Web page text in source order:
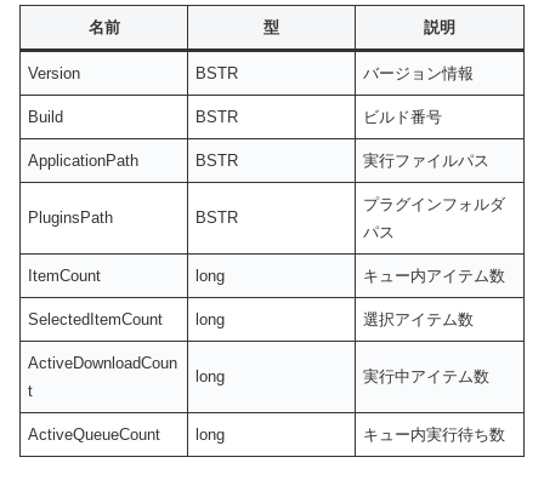
名前 型 説明
Version BSTR バージョン情報
Build BSTR ビルド番号
ApplicationPath BSTR 実行ファイルパス
PluginsPath BSTR
プラグインフォルダ
パス
ItemCount long キュー内アイテム数
SelectedItemCount long 選択アイテム数
ActiveDownloadCoun
t
long 実行中アイテム数
ActiveQueueCount long キュー内実行待ち数